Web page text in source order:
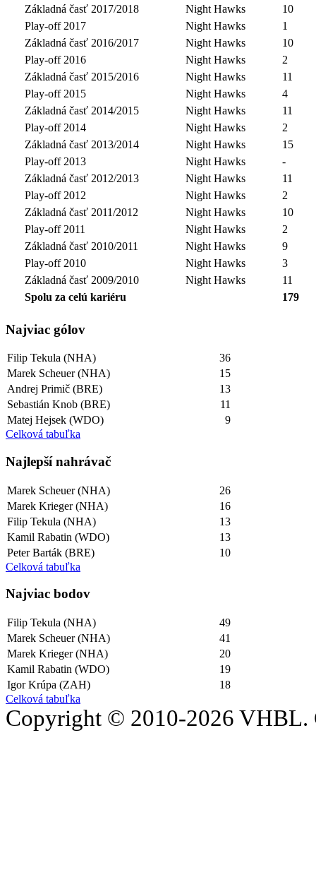
Základná časť 2017/2018
Night Hawks
10
Play-off 2017
Night Hawks
1
Základná časť 2016/2017
Night Hawks
10
Play-off 2016
Night Hawks
2
Základná časť 2015/2016
Night Hawks
11
Play-off 2015
Night Hawks
4
Základná časť 2014/2015
Night Hawks
11
Play-off 2014
Night Hawks
2
Základná časť 2013/2014
Night Hawks
15
Play-off 2013
Night Hawks
-
Základná časť 2012/2013
Night Hawks
11
Play-off 2012
Night Hawks
2
Základná časť 2011/2012
Night Hawks
10
Play-off 2011
Night Hawks
2
Základná časť 2010/2011
Night Hawks
9
Play-off 2010
Night Hawks
3
Základná časť 2009/2010
Night Hawks
11
Spolu za celú kariéru
179
Najviac gólov
Filip Tekula (NHA)
36
Marek Scheuer (NHA)
15
Andrej Primič (BRE)
13
Sebastián Knob (BRE)
11
Matej Hejsek (WDO)
9
Celková tabuľka
Najlepší­ nahrávač
Marek Scheuer (NHA)
26
Marek Krieger (NHA)
16
Filip Tekula (NHA)
13
Kamil Rabatin (WDO)
13
Peter Barták (BRE)
10
Celková tabuľka
Najviac bodov
Filip Tekula (NHA)
49
Marek Scheuer (NHA)
41
Marek Krieger (NHA)
20
Kamil Rabatin (WDO)
19
Igor Krúpa (ZAH)
18
Celková tabuľka
Copyright © 2010-2026 VHBL.